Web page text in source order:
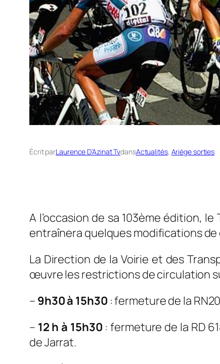
Écrit parLaurence D’Azinat TvdansActualités, Ariège sorties
A l’occasion de sa 103ème édition,
entraînera quelques modifications
La Direction de la Voirie et des
œuvre les restrictions de circulation
– 9h30 à 15h30 : fermeture de la
– 12 h à 15h30 : fermeture de la RD
de Jarrat.